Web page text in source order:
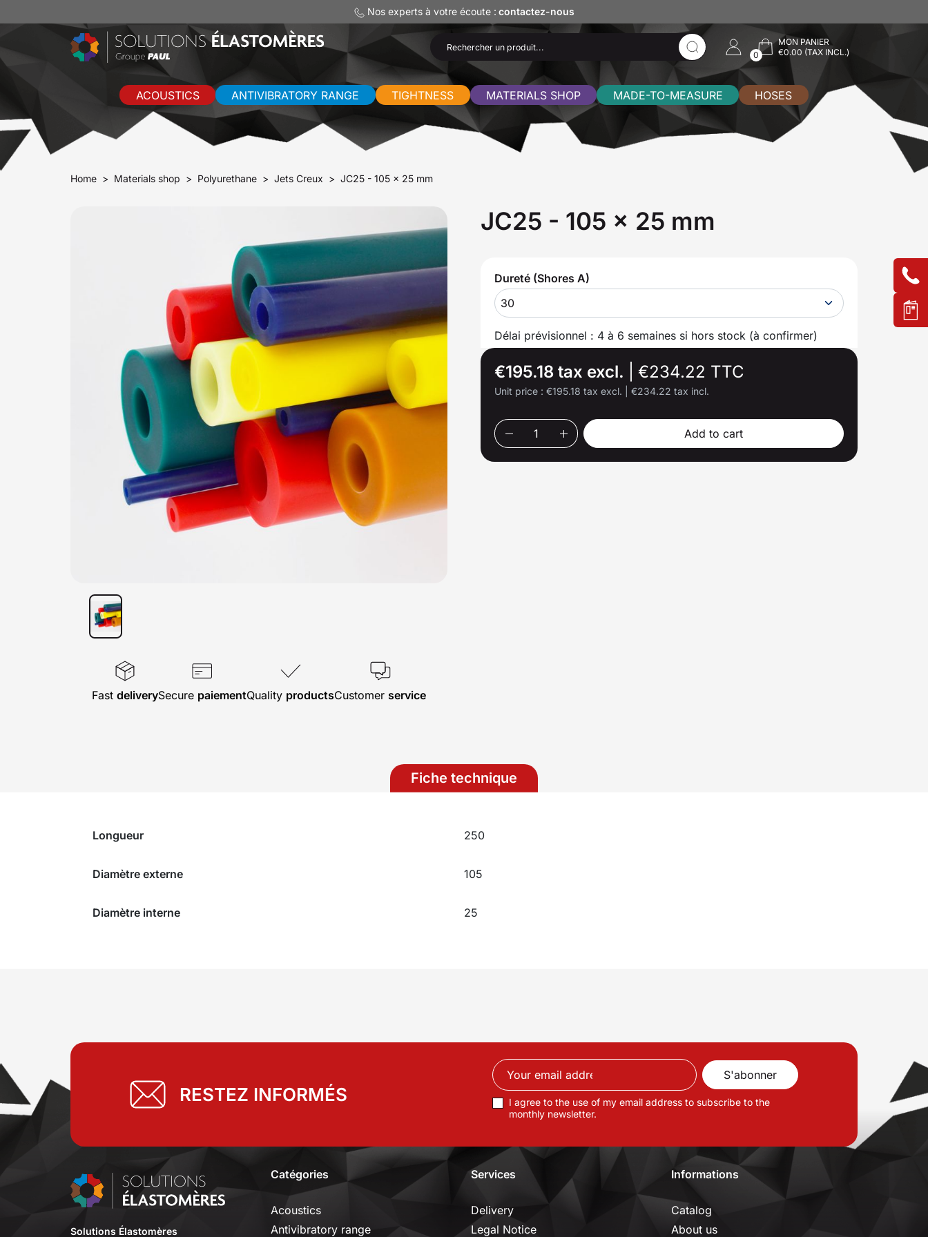
Nos experts à votre écoute : contactez-nous
0
MON PANIER
€0.00 (TAX INCL.)
ACOUSTICS ANTIVIBRATORY RANGE TIGHTNESS MATERIALS SHOP MADE-TO-MEASURE HOSES
Home Materials shop Polyurethane Jets Creux JC25 - 105 x 25 mm
Fast deliverySecure paiementQuality productsCustomer service
JC25 - 105 x 25 mm
Dureté (Shores A)
30
Délai prévisionnel : 4 à 6 semaines si hors stock (à confirmer)
€195.18 tax excl. €234.22 TTC
Unit price : €195.18 tax excl. €234.22 tax incl.
Add to cart
Fiche technique
Longueur 250
Diamètre externe 105
Diamètre interne 25
RESTEZ INFORMÉS
I agree to the use of my email address to subscribe to the
monthly newsletter.
Solutions Élastomères
Catégories
Acoustics
Antivibratory range
Services
Delivery
Legal Notice
Informations
Catalog
About us